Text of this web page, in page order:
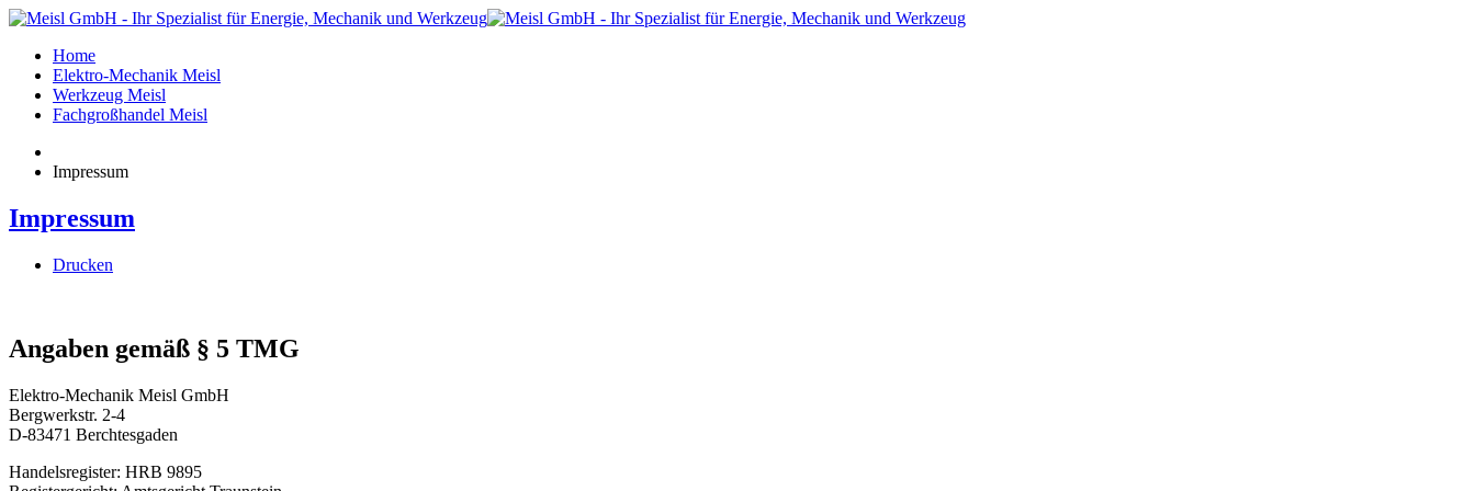
Home
Elektro-Mechanik Meisl
Werkzeug Meisl
Fachgroßhandel Meisl
Impressum
Impressum
Drucken
Angaben gemäß § 5 TMG
Elektro-Mechanik Meisl GmbH
Bergwerkstr. 2-4
D-83471 Berchtesgaden
Handelsregister: HRB 9895